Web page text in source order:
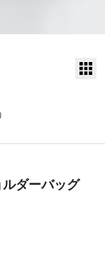
ルダーバッグ